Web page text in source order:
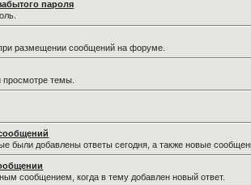
пароля
размещении сообщений на форуме.
темы.
были добавлены ответы сегодня, а также новые
сообщением, когда в тему добавлен новый ответ.